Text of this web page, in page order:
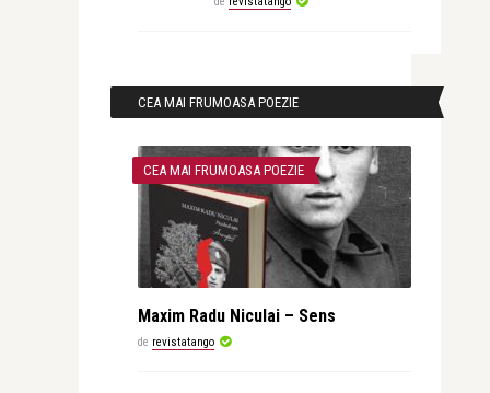
CEA MAI FRUMOASA POEZIE
CEA MAI FRUMOASA POEZIE
Maxim Radu Niculai – Sens
de revistatango